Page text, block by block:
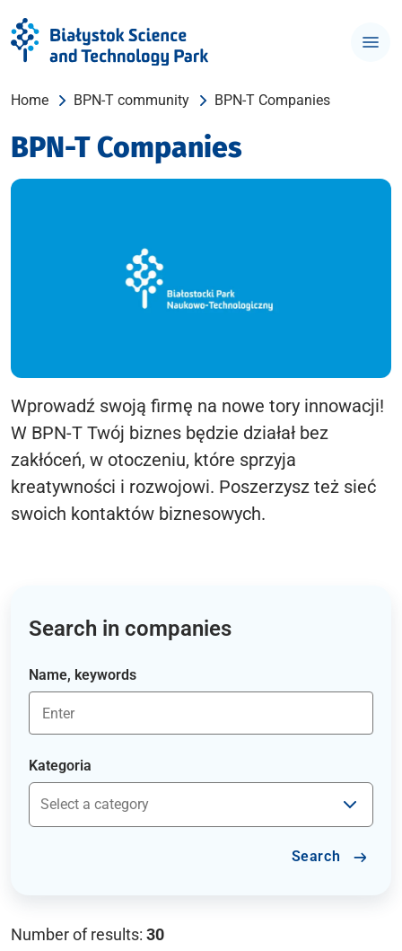
Home BPN-T community BPN-T Companies
BPN-T Companies
Wprowadź swoją firmę na nowe tory innowacji!
W BPN-T Twój biznes będzie działał bez
zakłóceń, w otoczeniu, które sprzyja
kreatywności i rozwojowi. Poszerzysz też sieć
swoich kontaktów biznesowych.
Search in companies
Name, keywords
Kategoria
Search
Number of results: 30